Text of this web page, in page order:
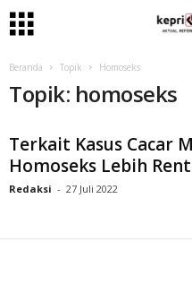
Beranda Topik Homoseks
Topik: homoseks
Terkait Kasus Cacar
Homoseks Lebih
Redaksi - 27 Juli 2022